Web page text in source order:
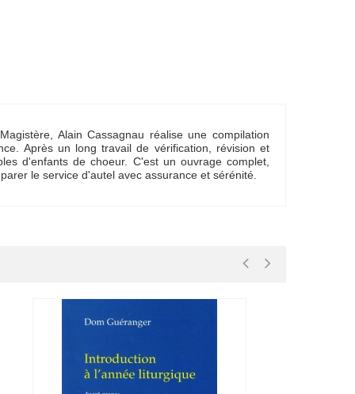
Alain Cassagnau réalise une compilation
Après un long travail de vérification, révision et
d'enfants de choeur. C'est un ouvrage complet,
le service d'autel avec assurance et sérénité.